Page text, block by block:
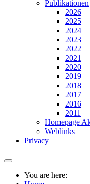
Publikationen
2026
2025
2024
2023
2022
2021
2020
2019
2018
2017
2016
2011
Homepage
Weblinks
Privacy
You are here: